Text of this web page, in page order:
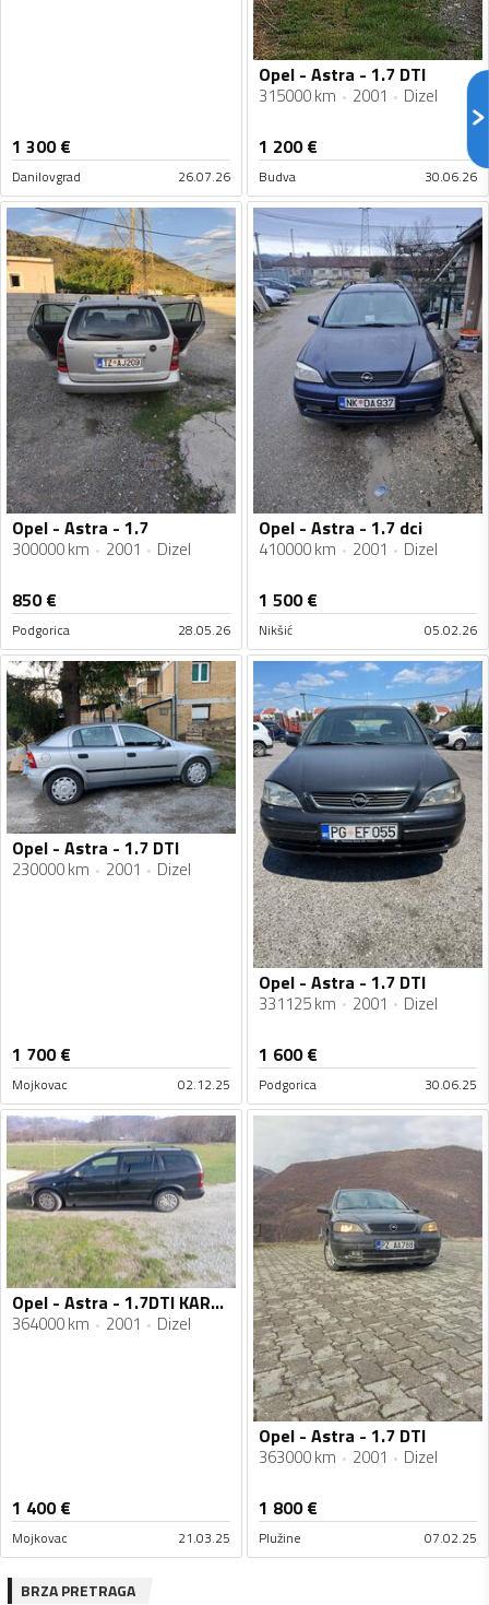
1 300€
Danilovgrad 26.07.26
Opel - Astra - 1.7 DTI
315000 km 2001 Dizel
1 200€
Budva 30.06.26
Opel - Astra - 1.7
300000 km 2001 Dizel
850€
Podgorica 28.05.26
Opel - Astra - 1.7 dci
410000 km 2001 Dizel
1 500€
Nikšić 05.02.26
Opel - Astra - 1.7 DTI
230000 km 2001 Dizel
1 700€
Mojkovac 02.12.25
Opel - Astra - 1.7 DTI
331125 km 2001 Dizel
1 600€
Podgorica 30.06.25
Opel - Astra - 1.7DTI KARAVAN
364000 km 2001 Dizel
1 400€
Mojkovac 21.03.25
Opel - Astra - 1.7 DTI
363000 km 2001 Dizel
1 800€
Plužine 07.02.25
BRZA PRETRAGA